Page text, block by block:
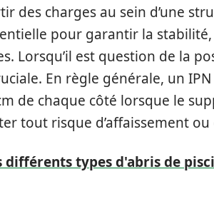
des charges au sein d’une
pour garantir la
Lorsqu’il est question de la
En règle générale, un
de chaque côté lorsque le
tout risque d’affaissement
différents types d'abris de